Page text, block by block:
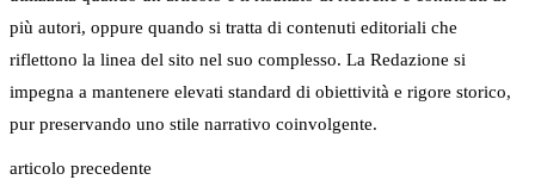
più autori, oppure quando si tratta di contenuti editoriali che
riflettono la linea del sito nel suo complesso. La Redazione si
impegna a mantenere elevati standard di obiettività e rigore storico,
pur preservando uno stile narrativo coinvolgente.
articolo precedente